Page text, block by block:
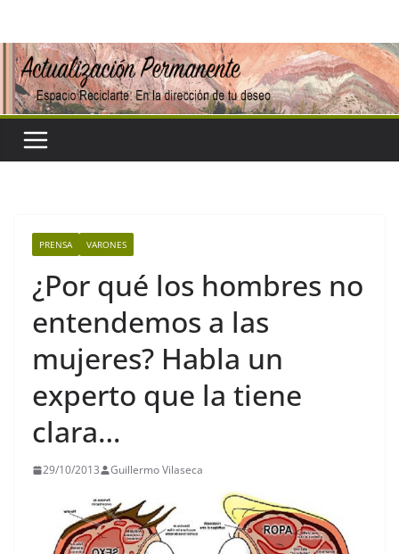
contenido
PRENSA VARONES
¿Por qué los hombres no
entendemos a las
mujeres? Habla un
experto que la tiene
clara…
29/10/2013 Guillermo Vilaseca